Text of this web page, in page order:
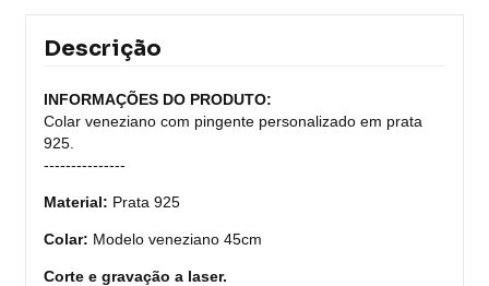
Descrição
INFORMAÇÕES DO PRODUTO:
Colar veneziano com pingente personalizado em prata
925.
---------------
Material: Prata 925
Colar: Modelo veneziano 45cm
Corte e gravação a laser.